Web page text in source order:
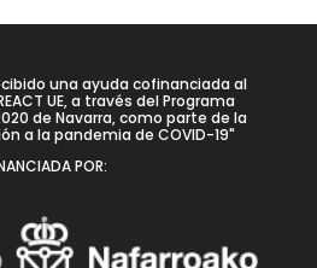
una ayuda cofinanciada al
UE, a través del Programa
de Navarra, como parte de la
a la pandemia de COVID-19"
POR: